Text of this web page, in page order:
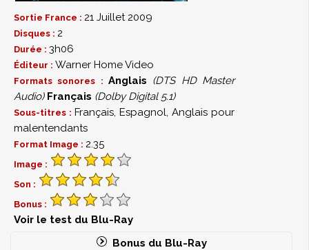
Sortie France : 21 Juillet 2009
Disques : 2
Durée : 3h06
Éditeur : Warner Home Video
Formats sonores : Anglais (DTS HD Master
Audio) Français (Dolby Digital 5.1)
Sous-titres : Français, Espagnol, Anglais pour
malentendants
Format Image : 2.35
Image :
Son :
Bonus :
Voir le test du Blu-Ray
Bonus du Blu-Ray